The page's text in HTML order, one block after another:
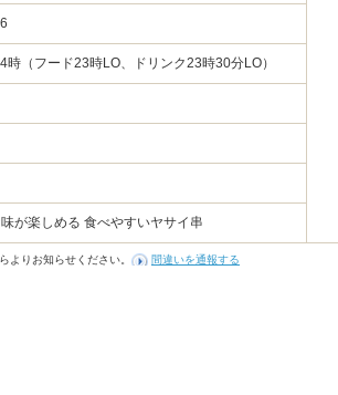
時（フード23時LO、ドリンク23時30分LO）
が楽しめる 食べやすいヤサイ串
よりお知らせください。 間違いを通報する